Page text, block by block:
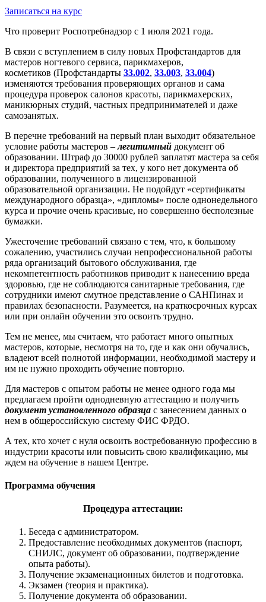
Записаться на курс
Что проверит Роспотребнадзор с 1 июля 2021 года.
В связи с вступлением в силу новых Профстандартов для
мастеров ногтевого сервиса, парикмахеров,
косметиков (Профстандарты 33.002, 33.003, 33.004)
изменяются требования проверяющих органов и сама
процедура проверок салонов красоты, парикмахерских,
маникюрных студий, частных предпринимателей и даже
самозанятых.
В перечне требований на первый план выходит обязательное
условие работы мастеров –легитимный документ об
образовании. Штраф до 30000 рублей заплатят мастера за себя
и директора предприятий за тех, у кого нет документа об
образовании, полученного в лицензированной
образовательной организации. Не подойдут «сертификаты
международного образца», «дипломы» после однонедельного
курса и прочие очень красивые, но совершенно бесполезные
бумажки.
Ужесточение требований связано с тем, что, к большому
сожалению, участились случаи непрофессиональной работы
ряда организаций бытового обслуживания, где
некомпетентность работников приводит к нанесению вреда
здоровью, где не соблюдаются санитарные требования, где
сотрудники имеют смутное представление о САНПинах и
правилах безопасности. Разумеется, на краткосрочных курсах
или при онлайн обучении это освоить трудно.
Тем не менее, мы считаем, что работает много опытных
мастеров, которые, несмотря на то, где и как они обучались,
владеют всей полнотой информации, необходимой мастеру и
им не нужно проходить обучение повторно.
Для мастеров с опытом работы не менее одного года мы
предлагаем пройти однодневную аттестацию и получить
документ установленного образца с занесением данных о
нем в общероссийскую систему ФИС ФРДО.
А тех, кто хочет с нуля освоить востребованную профессию в
индустрии красоты или повысить свою квалификацию, мы
ждем на обучение в нашем Центре.
Программа обучения
Процедура аттестации:
Беседа с администратором.
Предоставление необходимых документов (паспорт,
СНИЛС, документ об образовании, подтверждение
опыта работы).
Получение экзаменационных билетов и подготовка.
Экзамен (теория и практика).
Получение документа об образовании.